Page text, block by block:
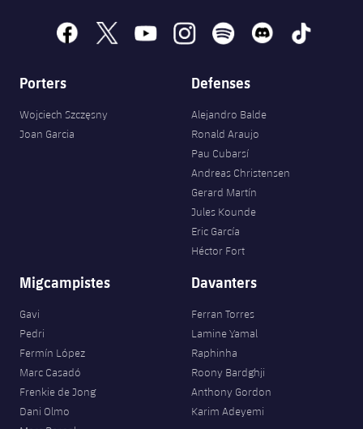
facebook
x youtubeinstagramspotify discord tiktok
Porters
Wojciech Szczęsny
Joan Garcia
Defenses
Alejandro Balde
Ronald Araujo
Pau Cubarsí
Andreas Christensen
Gerard Martín
Jules Kounde
Eric García
Héctor Fort
Migcampistes
Gavi
Pedri
Fermín López
Marc Casadó
Frenkie de Jong
Dani Olmo
Davanters
Ferran Torres
Lamine Yamal
Raphinha
Roony Bardghji
Anthony Gordon
Karim Adeyemi